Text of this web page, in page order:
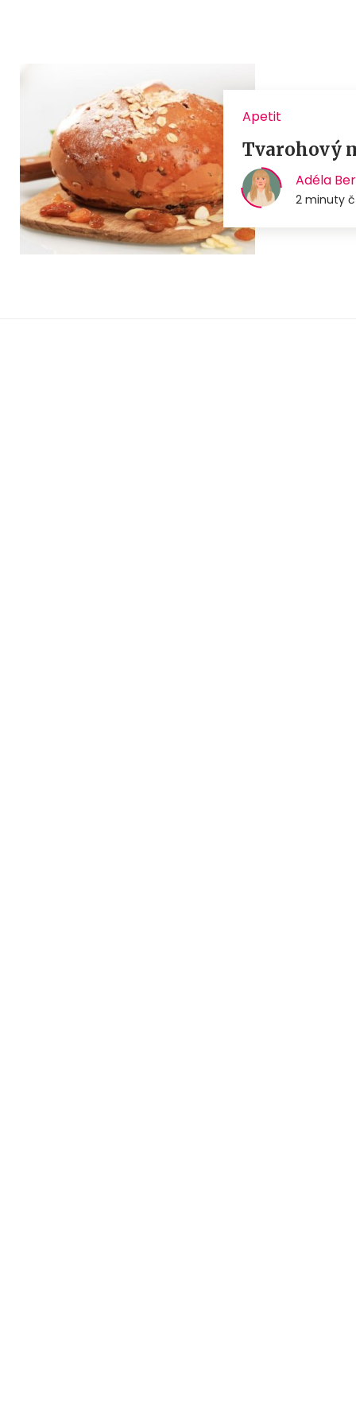
Apetit
Tvarohový
Adéla
2 minuty